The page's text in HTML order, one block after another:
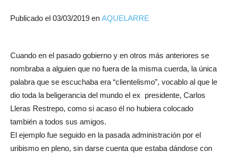
Publicado el 03/03/2019 en AQUELARRE
Cuando en el pasado gobierno y en otros más anteriores se
nombraba a alguien que no fuera de la misma cuerda, la única
palabra que se escuchaba era “clientelismo”, vocablo al que le
dio toda la beligerancia del mundo el ex presidente, Carlos
Lleras Restrepo, como si acaso él no hubiera colocado
también a todos sus amigos.
El ejemplo fue seguido en la pasada administración por el
uribismo en pleno, sin darse cuenta que estaba dándose con